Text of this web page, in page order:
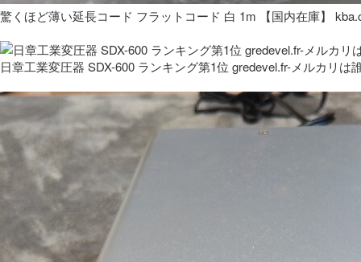
驚くほど薄い延長コード フラットコード 白 1m 【国内在庫】
日章工業変圧器 SDX-600 ランキング第1位 gredevel.fr-メルカリは